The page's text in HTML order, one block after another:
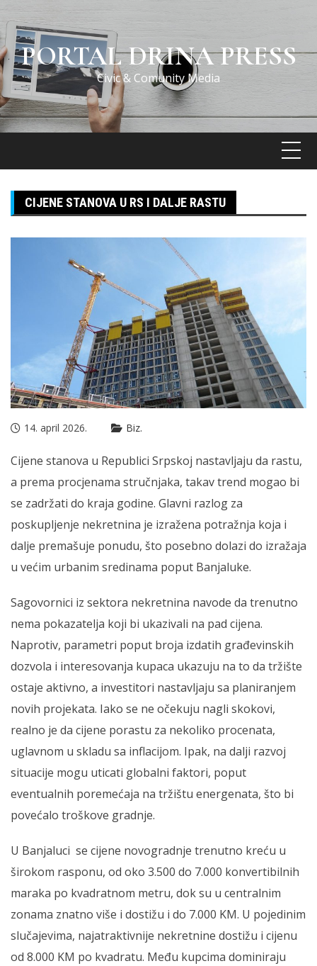
Skip
to
contentPORTAL DRINA PRESS
Civic & Comunity Media
CIJENE STANOVA U RS I DALJE RASTU
14. april 2026. Biz.
Cijene stanova u Republici Srpskoj nastavljaju da rastu,
a prema procjenama stručnjaka, takav trend mogao bi
se zadržati do kraja godine. Glavni razlog za
poskupljenje nekretnina je izražena potražnja koja i
dalje premašuje ponudu, što posebno dolazi do izražaja
u većim urbanim sredinama poput Banjaluke.
Sagovornici iz sektora nekretnina navode da trenutno
nema pokazatelja koji bi ukazivali na pad cijena.
Naprotiv, parametri poput broja izdatih građevinskih
dozvola i interesovanja kupaca ukazuju na to da tržište
ostaje aktivno, a investitori nastavljaju sa planiranjem
novih projekata. Iako se ne očekuju nagli skokovi,
realno je da cijene porastu za nekoliko procenata,
uglavnom u skladu sa inflacijom. Ipak, na dalji razvoj
situacije mogu uticati globalni faktori, poput
eventualnih poremećaja na tržištu energenata, što bi
povećalo troškove gradnje.
U Banjaluci se cijene novogradnje trenutno kreću u
širokom rasponu, od oko 3.500 do 7.000 konvertibilnih
maraka po kvadratnom metru, dok su u centralnim
zonama znatno više i dostižu i do 7.000 KM. U pojedinim
slučajevima, najatraktivnije nekretnine dostižu i cijenu
od 8.000 KM po kvadratu. Među kupcima dominiraju